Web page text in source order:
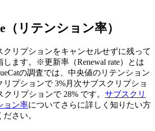
（リテンション率）
クリプションをキャンセルせずに残って
ます。
※更新率（Renewal rate）とは
の調査では、中央値のリテンション
リプションで 3%月次サブスクリプショ
クリプションで 28% です。 サブスクリ
ョン率についてさらに詳しく知りたい方
さい。